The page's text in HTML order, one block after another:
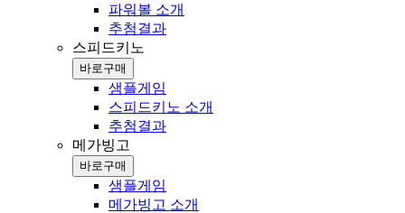
파워볼 소개
추첨결과
스피드키노
바로구매
샘플게임
스피드키노 소개
추첨결과
메가빙고
바로구매
샘플게임
메가빙고 소개